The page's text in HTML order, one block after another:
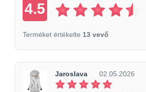
4.5
Terméket értékelte 13 vevő
Jaroslava 02.05.2026